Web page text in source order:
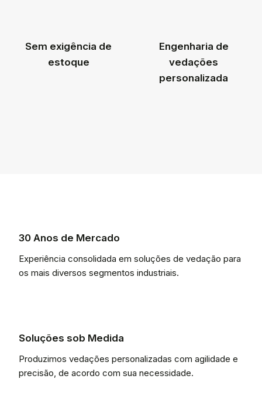
Sem exigência de
estoque
Engenharia de
vedações
personalizada
30 Anos de Mercado
Experiência consolidada em soluções de vedação para
os mais diversos segmentos industriais.
Soluções sob Medida
Produzimos vedações personalizadas com agilidade e
precisão, de acordo com sua necessidade.